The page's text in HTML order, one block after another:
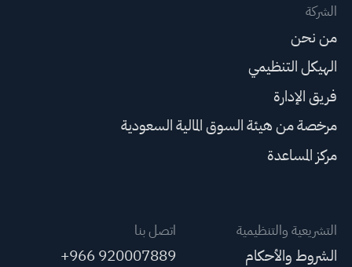
الشركة
من نحن
الهيكل التنظيمي
فريق الإدارة
مرخصة من هيئة السوق المالية السعودية
مركز المساعدة
التشريعية والتنظيمية
الشروط والأحكام
اتصل بنا
+966 920007889